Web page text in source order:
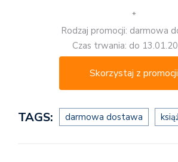
*
Rodzaj promocji: darmowa
Czas trwania: do
Skorzystaj z promocji
TAGS: darmowa dostawa